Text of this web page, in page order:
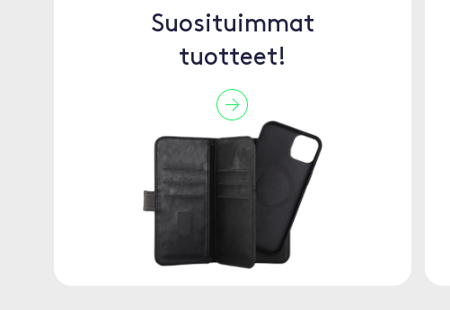
Suosituimmat
tuotteet!